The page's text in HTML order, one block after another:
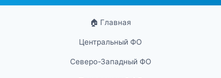
🏠 Главная
Центральный ФО
Северо-Западный ФО